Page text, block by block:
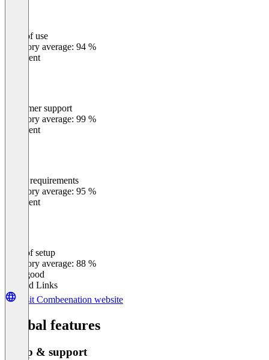
Ease of use
Category average: 94 %
Excellent
Customer support
Category average: 99 %
Excellent
Meets requirements
Category average: 95 %
Excellent
Ease of setup
Category average: 88 %
Very good
Related Links
Visit Combeenation website
Global features
Setup & support